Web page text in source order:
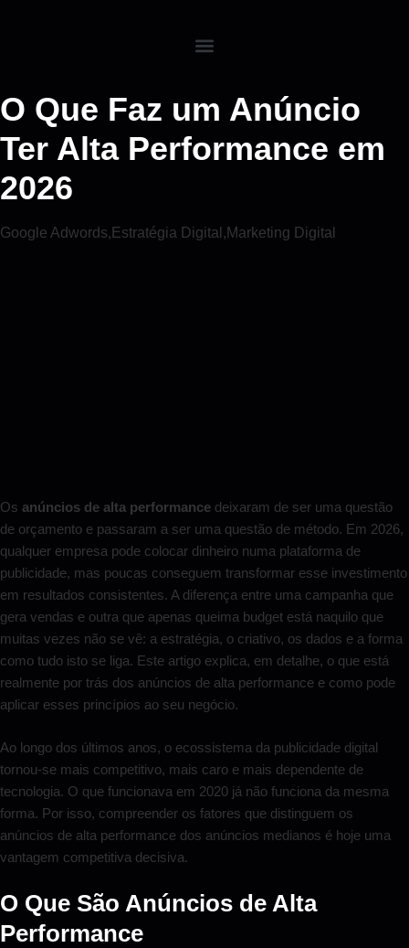
O Que Faz um Anúncio
Ter Alta Performance em
2026
Google Adwords, Estratégia Digital , Marketing Digital
Os anúncios de alta performance deixaram de ser uma questão
de orçamento e passaram a ser uma questão de método. Em 2026,
qualquer empresa pode colocar dinheiro numa plataforma de
publicidade, mas poucas conseguem transformar esse investimento
em resultados consistentes. A diferença entre uma campanha que
gera vendas e outra que apenas queima budget está naquilo que
muitas vezes não se vê: a estratégia, o criativo, os dados e a forma
como tudo isto se liga. Este artigo explica, em detalhe, o que está
realmente por trás dos anúncios de alta performance e como pode
aplicar esses princípios ao seu negócio.
Ao longo dos últimos anos, o ecossistema da publicidade digital
tornou-se mais competitivo, mais caro e mais dependente de
tecnologia. O que funcionava em 2020 já não funciona da mesma
forma. Por isso, compreender os fatores que distinguem os
anúncios de alta performance dos anúncios medianos é hoje uma
vantagem competitiva decisiva.
O Que São Anúncios de Alta
Performance